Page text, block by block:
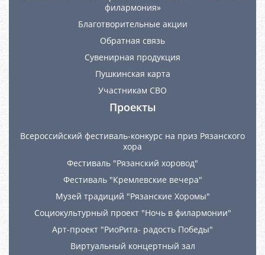
филармония»
Благотворительные акции
Обратная связь
Сувенирная продукция
Пушкинская карта
Участникам СВО
Проекты
Всероссийский фестиваль-конкурс на приз Рязанского
хора
Фестиваль "Рязанский хоровод"
Фестиваль "Кремлевские вечера"
Музей традиций "Рязанские Хоромы"
Социокультурный проект "Ночь в филармонии"
Арт-проект "РиоРита- радость Победы"
Виртуальный концертный зал